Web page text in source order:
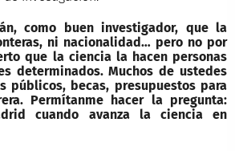
como buen investigador, que la
ni nacionalidad… pero no por
que la ciencia la hacen personas
determinados. Muchos de ustedes
públicos, becas, presupuestos para
Permítanme hacer la pregunta:
cuando avanza la ciencia en